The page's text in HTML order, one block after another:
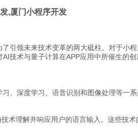
,厦门小程序开发
引领未来技术变革的两大砥柱。对于小
技术与量子计算在APP应用中所催生的
、深度学习、语音识别和图像处理等一
术理解并响应用户的语言输入。这些技